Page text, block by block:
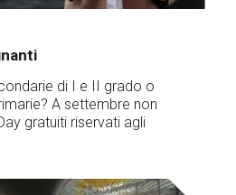
di I e II grado o
A settembre non
gratuiti riservati agli